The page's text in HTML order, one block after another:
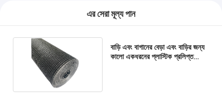
এর সেরা মূল্য পান
বাড়ি এবং বাগানের বেড়া এবং বাড়ির জন্য
কালো একধরনের প্লাস্টিক প্রলিপ্ত